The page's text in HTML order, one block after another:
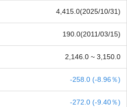
4,415.0(2025/10/31)
190.0(2011/03/15)
2,146.0 ~ 3,150.0
-258.0 (-8.96％)
-272.0 (-9.40％)